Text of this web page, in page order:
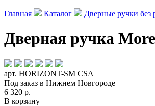
Главная Каталог Дверные ручки без
Дверная ручка
арт. HORIZONT-SM CSA
Под заказ в Нижнем Новгороде
6 320 р.
В корзину